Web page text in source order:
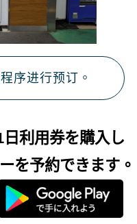
序进行预订。
利用券を購入し
を予約できます。